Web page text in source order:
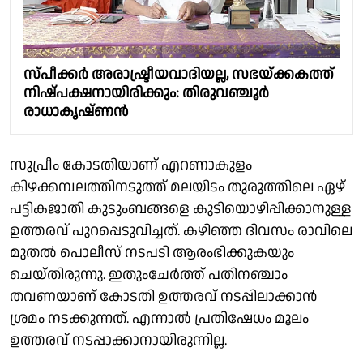
സ്പീക്കര്‍ അരാഷ്ട്രീയവാദിയല്ല, സഭയ്ക്കകത്ത്
നിഷ്പക്ഷനായിരിക്കും: തിരുവഞ്ചൂര്‍
രാധാകൃഷ്ണന്‍
സുപ്രീം കോടതിയാണ് എറണാകുളം
കിഴക്കമ്പലത്തിനടുത്ത് മലയിടം തുരുത്തിലെ ഏഴ്
പട്ടികജാതി കുടുംബങ്ങളെ കുടിയൊഴിപ്പിക്കാനുള്ള
ഉത്തരവ് പുറപ്പെടുവിച്ചത്. കഴിഞ്ഞ ദിവസം രാവിലെ
മുതൽ പൊലീസ് നടപടി ആരംഭിക്കുകയും
ചെയ്തിരുന്നു. ഇതുംചേർത്ത് പതിനഞ്ചാം
തവണയാണ് കോടതി ഉത്തരവ് നടപ്പിലാക്കാൻ
ശ്രമം നടക്കുന്നത്. എന്നാൽ പ്രതിഷേധം മൂലം
ഉത്തരവ് നടപ്പാക്കാനായിരുന്നില്ല.